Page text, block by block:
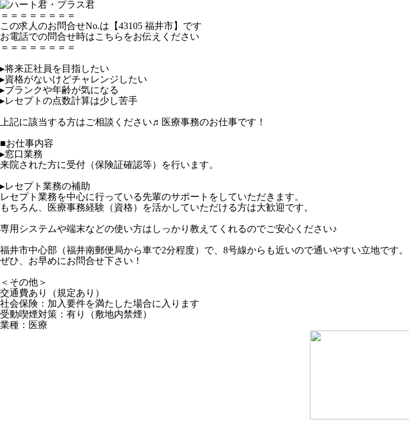
＝＝＝＝＝＝＝＝
この求人のお問合せNo.は【43105 福井市】です
お電話での問合せ時はこちらをお伝えください
＝＝＝＝＝＝＝＝
▸将来正社員を目指したい
▸資格がないけどチャレンジしたい
▸ブランクや年齢が気になる
▸レセプトの点数計算は少し苦手
上記に該当する方はご相談ください♬医療事務のお仕事です！
■お仕事内容
▸窓口業務
来院された方に受付（保険証確認等）を行います。
▸レセプト業務の補助
レセプト業務を中心に行っている先輩のサポートをしていただきます。
もちろん、医療事務経験（資格）を活かしていただける方は大歓迎です。
専用システムや端末などの使い方はしっかり教えてくれるのでご安心ください♪
福井市中心部（福井南郵便局から車で2分程度）で、8号線からも近いので通いやすい立地です。
ぜひ、お早めにお問合せ下さい！
＜その他＞
交通費あり（規定あり）
社会保険：加入要件を満たした場合に入ります
受動喫煙対策：有り（敷地内禁煙）
業種：医療